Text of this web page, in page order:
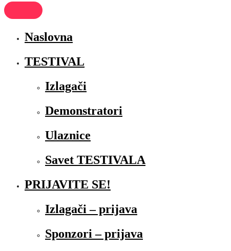
Naslovna
TESTIVAL
Izlagači
Demonstratori
Ulaznice
Savet TESTIVALA
PRIJAVITE SE!
Izlagači – prijava
Sponzori – prijava